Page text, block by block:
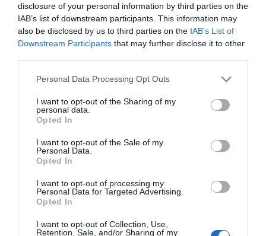
disclosure of your personal information by third parties on the
IAB’s list of downstream participants. This information may
also be disclosed by us to third parties on the IAB’s List of
Downstream Participants that may further disclose it to other
Personal Data Processing Opt Outs
I want to opt-out of the Sharing of my
personal data.
Opted In
I want to opt-out of the Sale of my
Personal Data.
Opted In
I want to opt-out of processing my
Personal Data for Targeted Advertising.
Opted In
I want to opt-out of Collection, Use,
Retention, Sale, and/or Sharing of my
PREISE
Hotel San Pietro
1.74 km
Hervorragend
490 m
PREISE